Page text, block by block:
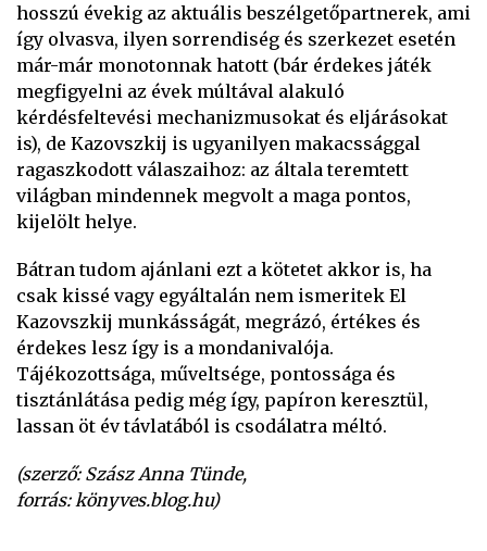
hosszú évekig az aktuális beszélgetőpartnerek, ami
így olvasva, ilyen sorrendiség és szerkezet esetén
már-már monotonnak hatott (bár érdekes játék
megfigyelni az évek múltával alakuló
kérdésfeltevési mechanizmusokat és eljárásokat
is), de Kazovszkij is ugyanilyen makacssággal
ragaszkodott válaszaihoz: az általa teremtett
világban mindennek megvolt a maga pontos,
kijelölt helye.
Bátran tudom ajánlani ezt a kötetet akkor is, ha
csak kissé vagy egyáltalán nem ismeritek El
Kazovszkij munkásságát, megrázó, értékes és
érdekes lesz így is a mondanivalója.
Tájékozottsága, műveltsége, pontossága és
tisztánlátása pedig még így, papíron keresztül,
lassan öt év távlatából is csodálatra méltó.
(szerző: Szász Anna Tünde,
forrás: könyves.blog.hu)